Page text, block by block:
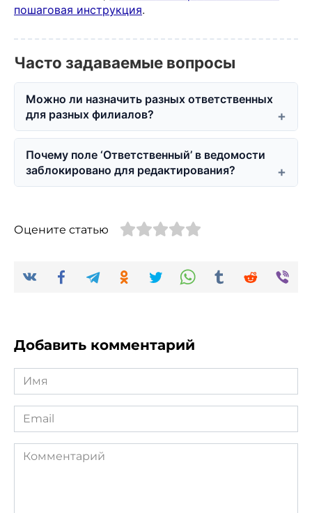
пошаговая инструкция.
Часто задаваемые вопросы
Можно ли назначить разных ответственных
для разных филиалов?
Почему поле ‘Ответственный’ в ведомости
заблокировано для редактирования?
Оцените статью
Добавить комментарий
Имя
*
Email
*
Комментарий